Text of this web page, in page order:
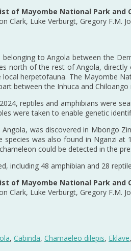
of Mayombe National Park
Clark, Luke Verburgt, Gregory F.M.
belonging to Angola between the
north of the rest of Angola,
herpetofauna. The Mayombe
between the Inhuca and
reptiles and amphibians were
were taken to enable genetic
Angola, was discovered in Mbongo
species was also found in Nganzi
could be detected in the
including 48 amphibian and 28
of Mayombe National Park
Clark, Luke Verburgt, Gregory F.M.
, Cabinda, Chamaeleo dilepis, Eklave,